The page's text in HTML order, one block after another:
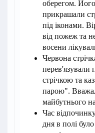
оберегом.
прикрашали
під іконами.
від пожеж та
восени
Червона
перев'язували
стрічкою та
парою".
майбутнього
Час
дня в полі